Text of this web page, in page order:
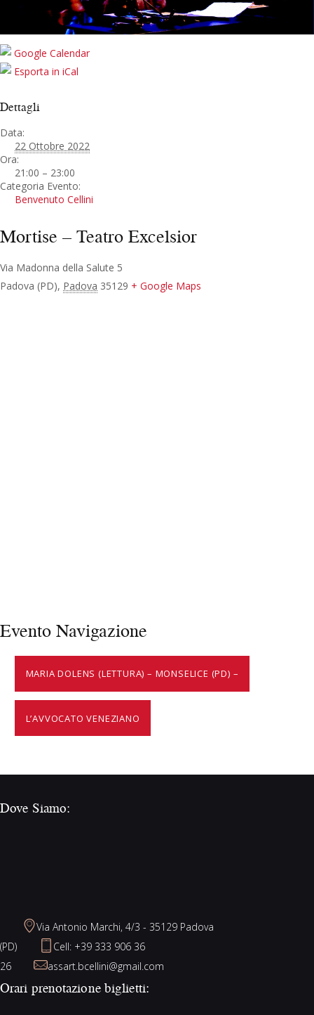
Google Calendar
Esporta in iCal
Dettagli
Data:
22 Ottobre 2022
Ora:
21:00 – 23:00
Categoria Evento:
Benvenuto Cellini
Mortise – Teatro Excelsior
Via Madonna della Salute 5
Padova (PD), Padova 35129 + Google Maps
Evento Navigazione
MARIA DOLENS (LETTURA) – MONSELICE (PD) –
L’AVVOCATO VENEZIANO
Dove Siamo:
Via Antonio Marchi, 4/3 - 35129 Padova
(PD)
Cell: +39 333 906 36
26
assart.bcellini@gmail.com
Orari prenotazione biglietti: